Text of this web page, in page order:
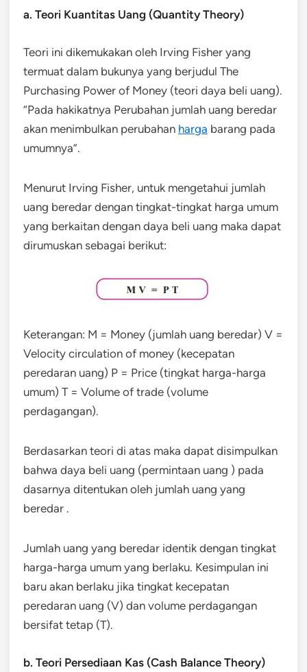
a. Teori Kuantitas Uang (Quantity Theory)
Teori ini dikemukakan oleh Irving Fisher yang
termuat dalam bukunya yang berjudul The
Purchasing Power of Money (teori daya beli uang).
“Pada hakikatnya Perubahan jumlah uang beredar
akan menimbulkan perubahan harga barang pada
umumnya”.
Menurut Irving Fisher, untuk mengetahui jumlah
uang beredar dengan tingkat-tingkat harga umum
yang berkaitan dengan daya beli uang maka dapat
dirumuskan sebagai berikut:
Keterangan: M = Money (jumlah uang beredar) V =
Velocity circulation of money (kecepatan
peredaran uang) P = Price (tingkat harga-harga
umum) T = Volume of trade (volume
perdagangan).
Berdasarkan teori di atas maka dapat disimpulkan
bahwa daya beli uang (permintaan uang ) pada
dasarnya ditentukan oleh jumlah uang yang
beredar .
Jumlah uang yang beredar identik dengan tingkat
harga-harga umum yang berlaku. Kesimpulan ini
baru akan berlaku jika tingkat kecepatan
peredaran uang (V) dan volume perdagangan
bersifat tetap (T).
b. Teori Persediaan Kas (Cash Balance Theory)